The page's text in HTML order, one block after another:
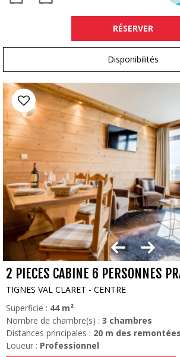
RÉSERVER
Disponibilités
2 PIECES CABINE 6 PERSONNES
TIGNES VAL CLARET - CENTRE
Superficie : 44 m²
Nombre de chambre(s) : 3 chambres
Distances principales : 20 m des
Loueur : Professionnel